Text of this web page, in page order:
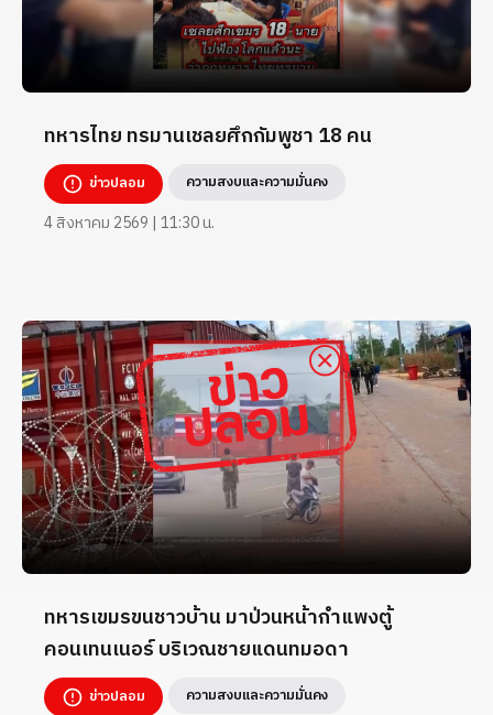
ทหารไทย ทรมานเชลยศึกกัมพูชา 18 คน
ข่าวปลอม ความสงบและความมั่นคง
4 สิงหาคม 2569 | 11:30 น.
ทหารเขมรขนชาวบ้าน มาป่วนหน้ากำแพงตู้
คอนเทนเนอร์ บริเวณชายแดนทมอดา
ข่าวปลอม ความสงบและความมั่นคง